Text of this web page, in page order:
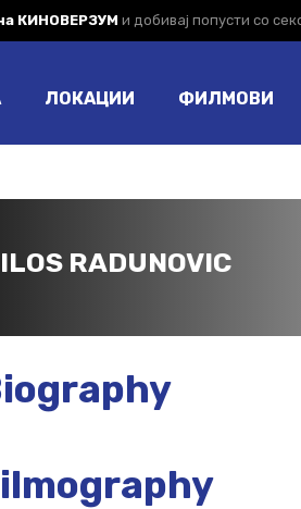
КИНОВЕРЗУМ и добивај попусти со
ЛОКАЦИИ ФИЛМОВИ
RADUNOVIC